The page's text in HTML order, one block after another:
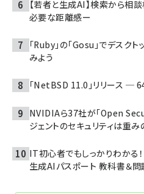
【若者と生成AI】検索から相
必要な距離感ー
「Ruby」の「Gosu」でデスク
みよう
「NetBSD 11.0」リリース ─
NVIDIAら37社が「Open
ジェントのセキュリティは重
IT初心者でもしっかりわかる
生成AIパスポート 教科書＆問